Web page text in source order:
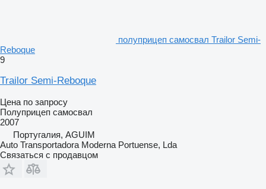
полуприцеп самосвал Trailor Semi-
Reboque
9
Trailor Semi-Reboque
Цена по запросу
Полуприцеп самосвал
2007
Португалия, AGUIM
Auto Transportadora Moderna Portuense, Lda
Связаться с продавцом